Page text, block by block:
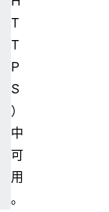
T
T
P
S
）
中
可
用
。